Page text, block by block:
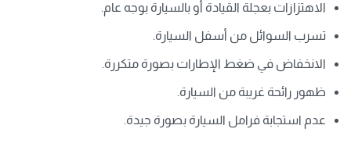
الاهتزازات بعجلة القيادة أو بالسيارة بوجه عام.
تسرب السوائل من أسفل السيارة.
الانخفاض في ضغط الإطارات بصورة متكررة.
ظهور رائحة غريبة من السيارة.
عدم استجابة فرامل السيارة بصورة جيدة.